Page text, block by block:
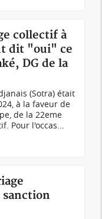
collectif à
dit "oui" ce
DG de la
(Sotra) était
à la faveur de
de la 22eme
Pour l'occas...